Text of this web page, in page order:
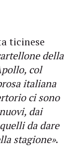
ticinese
della
col
italiana
ci sono
dai
da dare
stagione».